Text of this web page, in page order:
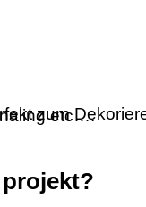
zumetc….
projekt?